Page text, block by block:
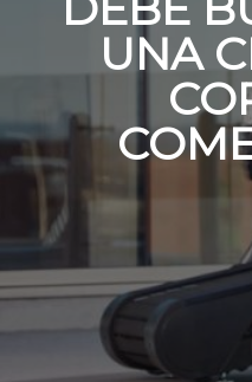
UNA